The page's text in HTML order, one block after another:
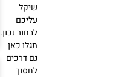
שיקל
עליכם
לבחור נכון.
תגלו כאן
גם דרכים
לחסוך